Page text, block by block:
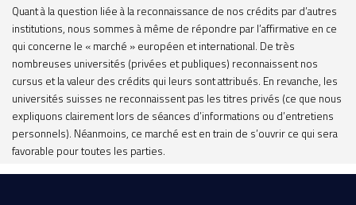
Quant à la question liée à la reconnaissance de nos crédits par d’autres
institutions, nous sommes à même de répondre par l’affirmative en ce
qui concerne le « marché » européen et international. De très
nombreuses universités (privées et publiques) reconnaissent nos
cursus et la valeur des crédits qui leurs sont attribués. En revanche, les
universités suisses ne reconnaissent pas les titres privés (ce que nous
expliquons clairement lors de séances d’informations ou d’entretiens
personnels). Néanmoins, ce marché est en train de s’ouvrir ce qui sera
favorable pour toutes les parties.